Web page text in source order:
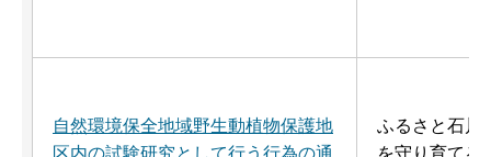
自然環境保全地域野生動植物保護地
区内の試験研究として行う行為の通
ふるさと石川
を守り育てる